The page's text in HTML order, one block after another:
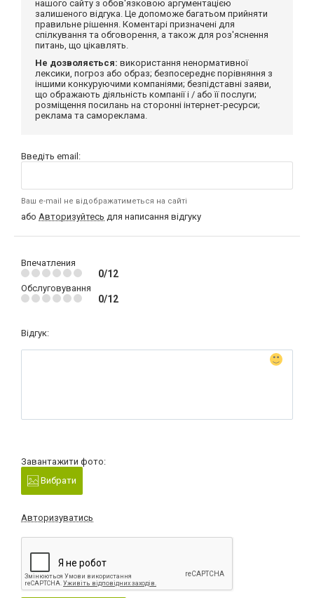
нашого сайту з обов'язковою аргументацією
залишеного відгука. Це допоможе багатьом прийняти
правильне рішення. Коментарі призначені для
спілкування та обговорення, а також для роз'яснення
питань, що цікавлять.
Не дозволяється: використання ненормативної
лексики, погроз або образ; безпосереднє порівняння з
іншими конкуруючими компаніями; безпідставні заяви,
що ображають діяльність компанії і / або її послуги;
розміщення посилань на сторонні інтернет-ресурси;
реклама та самореклама.
Введіть email:
Ваш e-mail не відображатиметься на сайті
або Авторизуйтесь для написання відгуку
Впечатления
0/12
Обслуговування
0/12
Відгук:
Завантажити фото:
Вибрати
Авторизуватись